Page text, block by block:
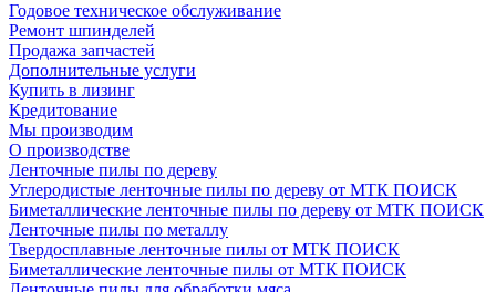
Годовое техническое обслуживание
Ремонт шпинделей
Продажа запчастей
Дополнительные услуги
Купить в лизинг
Кредитование
Мы производим
О производстве
Ленточные пилы по дереву
Углеродистые ленточные пилы по дереву от МТК ПОИСК
Биметаллические ленточные пилы по дереву от МТК ПОИСК
Ленточные пилы по металлу
Твердосплавные ленточные пилы от МТК ПОИСК
Биметаллические ленточные пилы от МТК ПОИСК